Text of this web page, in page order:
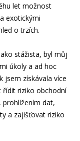
let možnost
exotickými
o trzích.
stážista, byl můj
úkoly a ad hoc
jsem získávala více
řídit riziko obchodní
prohlížením dat,
a zajišťovat riziko